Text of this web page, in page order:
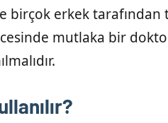
birçok erkek
mutlaka bir